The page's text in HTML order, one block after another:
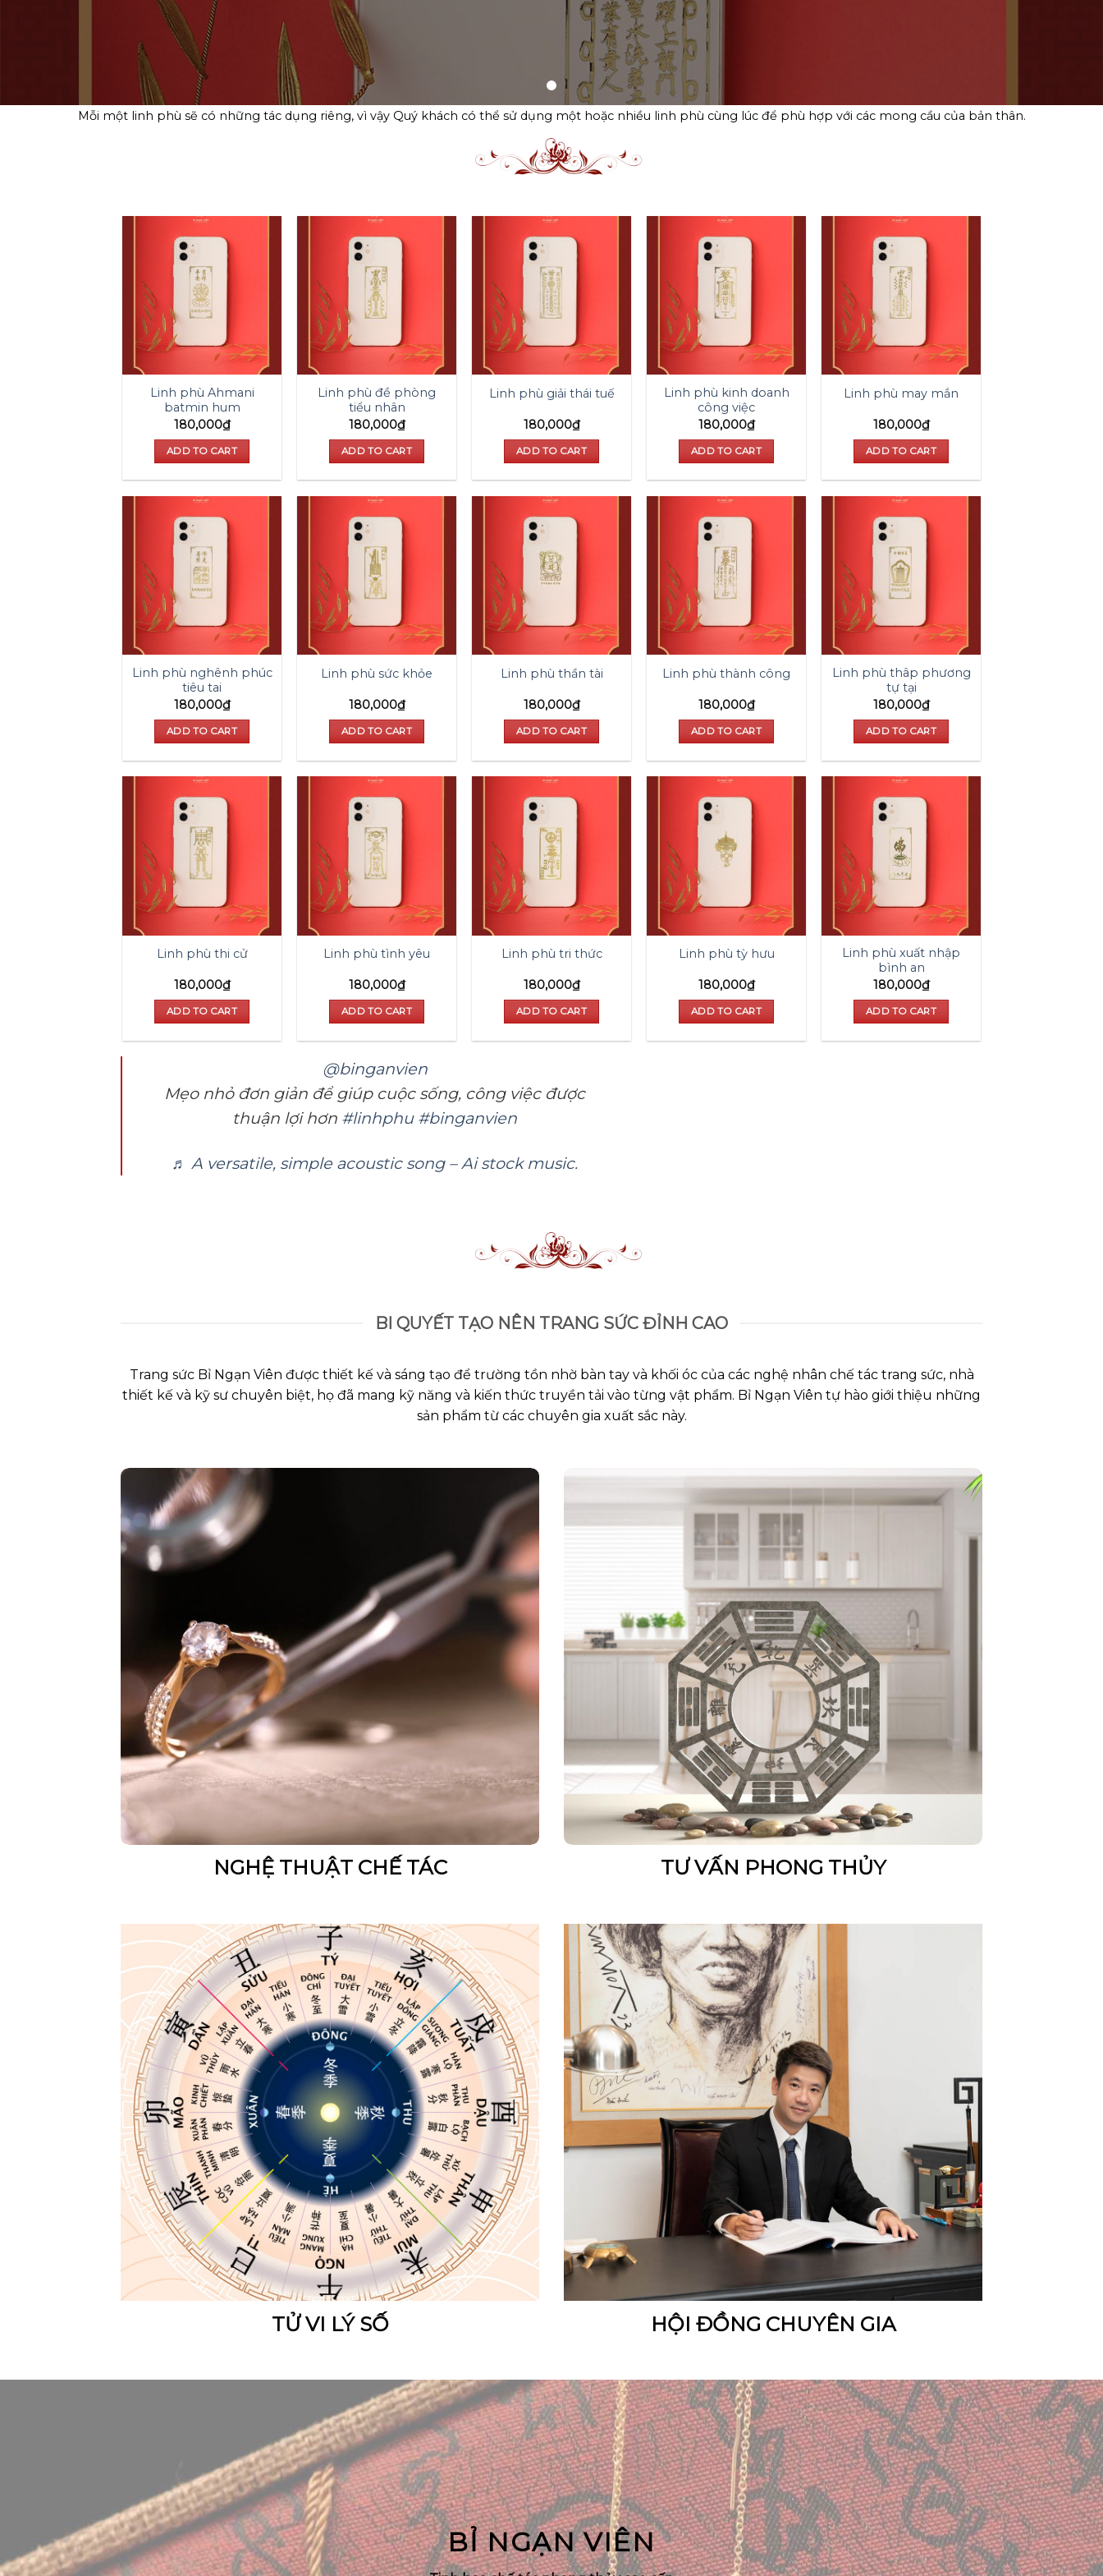
Mỗi một linh phù sẽ có những tác dụng riêng, vì vậy Quý khách có thể sử dụng một hoặc nhiều linh phù cùng lúc để phù hợp với các mong cầu của bản thân.
Linh phù Ahmani
batmin hum
180,000₫
ADD TO CART
Linh phù đề phòng
tiểu nhân
180,000₫
ADD TO CART
Linh phù giải thái tuế
180,000₫
ADD TO CART
Linh phù kinh doanh
công việc
180,000₫
ADD TO CART
Linh phù may mắn
180,000₫
ADD TO CART
Linh phù nghênh phúc
tiêu tai
180,000₫
ADD TO CART
Linh phù sức khỏe
180,000₫
ADD TO CART
Linh phù thần tài
180,000₫
ADD TO CART
Linh phù thành công
180,000₫
ADD TO CART
Linh phù thâp phương
tự tại
180,000₫
ADD TO CART
Linh phù thi cử
180,000₫
ADD TO CART
Linh phù tình yêu
180,000₫
ADD TO CART
Linh phù tri thức
180,000₫
ADD TO CART
Linh phù tỳ hưu
180,000₫
ADD TO CART
Linh phù xuất nhập
bình an
180,000₫
ADD TO CART
@binganvien
Mẹo nhỏ đơn giản để giúp cuộc sống, công việc được
thuận lợi hơn #linhphu #binganvien
♬ A versatile, simple acoustic song – Ai stock music.
BI QUYẾT TẠO NÊN TRANG SỨC ĐỈNH CAO
Trang sức Bỉ Ngạn Viên được thiết kế và sáng tạo để trường tồn nhờ bàn tay và khối óc của các nghệ nhân chế tác trang sức, nhà
thiết kế và kỹ sư chuyên biệt, họ đã mang kỹ năng và kiến thức truyền tải vào từng vật phẩm. Bỉ Ngạn Viên tự hào giới thiệu những
sản phẩm từ các chuyên gia xuất sắc này.
NGHỆ THUẬT CHẾ TÁC TƯ VẤN PHONG THỦY
TỬ VI LÝ SỐ HỘI ĐỒNG CHUYÊN GIA
BỈ NGẠN VIÊN